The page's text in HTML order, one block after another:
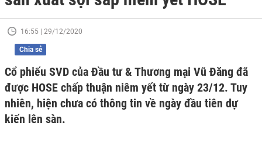
16:55 | 29/12/2020
Chia sẻ
Cổ phiếu SVD của Đầu tư & Thương mại Vũ Đăng đã
được HOSE chấp thuận niêm yết từ ngày 23/12. Tuy
nhiên, hiện chưa có thông tin về ngày đầu tiên dự
kiến lên sàn.